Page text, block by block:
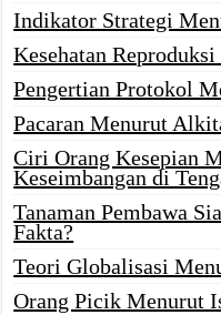
Indikator Strategi
Kesehatan
Pengertian Protokol
Pacaran Menurut
Ciri Orang Kesepian
Keseimbangan di
Tanaman Pembawa
Fakta?
Teori Globalisasi
Orang Picik Menurut